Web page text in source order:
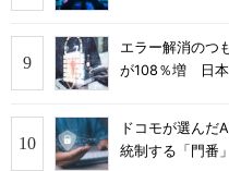
エラー解消のつ
が108％増 日本
ドコモが選ん
統制する「門番